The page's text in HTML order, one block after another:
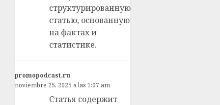
структурированную
статью, основанную
на фактах и
статистике.
promopodcast.ru
noviembre 25, 2025 a las 1:07 am
Статья содержит